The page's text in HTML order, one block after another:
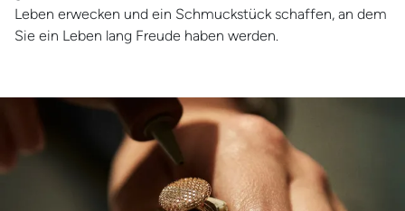
Leben erwecken und ein Schmuckstück schaffen, an dem
Sie ein Leben lang Freude haben werden.